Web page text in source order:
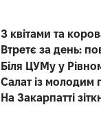
З квітами та
Втретє за день:
Біля ЦУМу у
Салат із молодим
На Закарпатті